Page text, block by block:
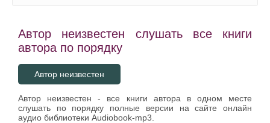
Автор неизвестен слушать все книги
автора по порядку
Автор неизвестен
Автор неизвестен - все книги автора в одном месте
слушать по порядку полные версии на сайте онлайн
аудио библиотеки Audiobook-mp3.